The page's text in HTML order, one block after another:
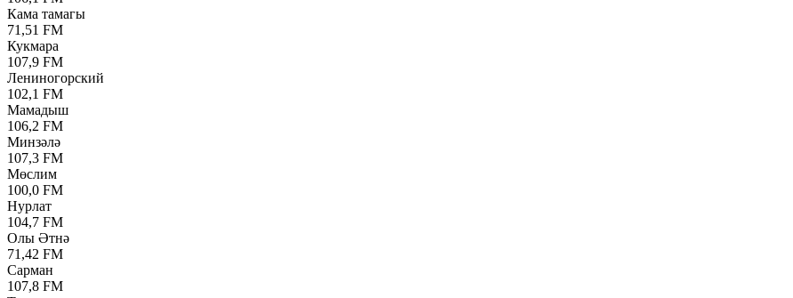
Кама тамагы
71,51 FM
Кукмара
107,9 FM
Лениногорский
102,1 FM
Мамадыш
106,2 FM
Минзәлә
107,3 FM
Мөслим
100,0 FM
Нурлат
104,7 FM
Олы Әтнә
71,42 FM
Сарман
107,8 FM